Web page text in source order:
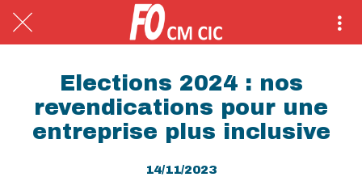
Elections 2024 : nos
revendications pour une
entreprise plus inclusive
14/11/2023